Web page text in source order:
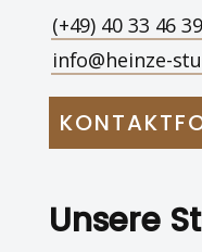
(+49) 40 33 46
info@heinze-
Unsere